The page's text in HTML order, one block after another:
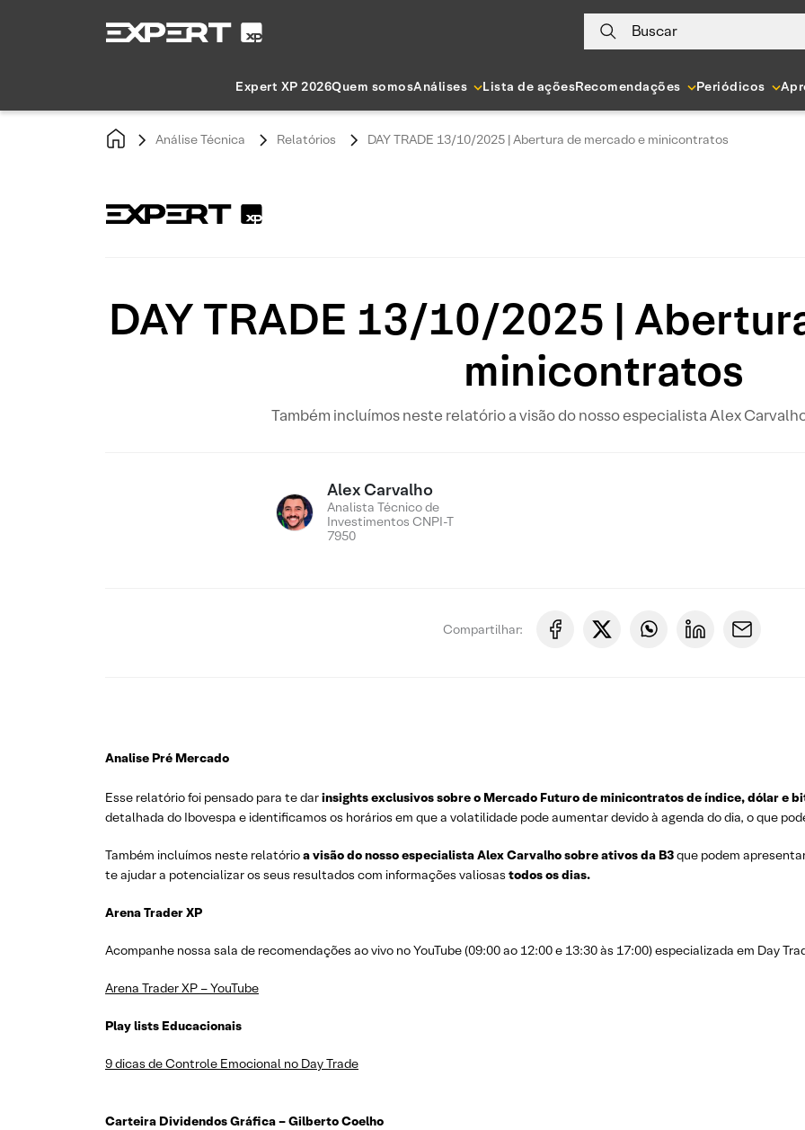
Buscar
Expert XP 2026Quem somosAnálises Lista de açõesRecomendações Periódicos
Análise Técnica Relatórios DAY TRADE 13/10/2025 | Abertura de mercado e minicontratos
DAY TRADE 13/10/2025 |
minicontratos
Também incluímos neste relatório a visão do nosso especialista Alex
Alex Carvalho
Analista Técnico de
Investimentos CNPI-T
7950
Compartilhar:
Analise Pré Mercado
Esse relatório foi pensado para te darinsights exclusivos sobre o Mercado Futuro de minicontratos de índice, dólar e
detalhada do Ibovespa e identificamos os horários em que a volatilidade pode aumentar devido à agenda do dia, o que
Também incluímos neste relatórioa visão do nosso especialista Alex Carvalho sobre ativos da B3que podem
te ajudar a potencializar os seus resultados com informações valiosas todos os dias.
Arena Trader XP
Acompanhe nossa sala de recomendações ao vivo no YouTube (09:00 ao 12:00 e 13:30 às 17:00) especializada em Day
Arena Trader XP – YouTube
Play lists Educacionais
9 dicas de Controle Emocional no Day Trade
Carteira Dividendos Gráfica – Gilberto Coelho